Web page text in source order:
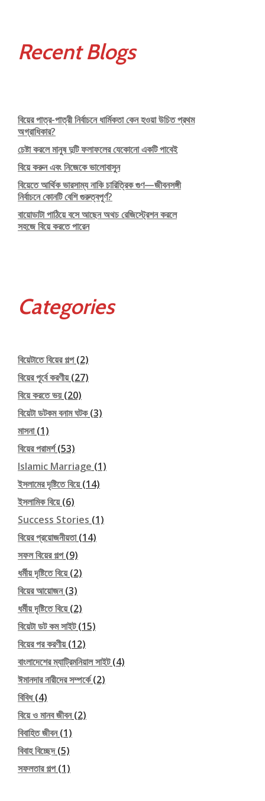
Recent Blogs
বিয়ের পাত্র-পাত্রী নির্বাচনে ধার্মিকতা কেন হওয়া উচিত প্রথম
অগ্রাধিকার?
চেষ্টা করলে মানুষ দুটি ফলাফলের যেকোনো একটি পাবেই
বিয়ে করুন এবং নিজেকে ভালোবাসুন
বিয়েতে আর্থিক ভারসাম্য নাকি চারিত্রিক গুণ—জীবনসঙ্গী
নির্বাচনে কোনটি বেশি গুরুত্বপূর্ণ?
বায়োডাটা পাঠিয়ে বসে আছেন অথচ রেজিস্ট্রেশন করলে
সহজে বিয়ে করতে পারেন
Categories
বিয়েটাতে বিয়ের গল্প(2)
বিয়ের পূর্বে করণীয়(27)
বিয়ে করতে ভয়(20)
বিয়েটা ডটকম বনাম ঘটক(3)
মাসনা(1)
বিয়ের পরামর্শ(53)
Islamic Marriage (1)
ইসলামের দৃষ্টিতে বিয়ে(14)
ইসলামিক বিয়ে(6)
Success Stories (1)
বিয়ের প্রয়োজনীয়তা(14)
সফল বিয়ের গল্প(9)
ধর্মীয় দৃষ্টিতে বিয়ে(2)
বিয়ের আয়োজন(3)
ধর্মীয় দৃষ্টিতে বিয়ে(2)
বিয়েটা ডট কম সাইট(15)
বিয়ের পর করণীয়(12)
বাংলাদেশের ম্যাট্রিমনিয়াল সাইট(4)
ঈমানদার নারীদের সম্পর্কে(2)
বিবিধ(4)
বিয়ে ও মানব জীবন(2)
বিবাহিত জীবন(1)
বিবাহ বিচ্ছেদ(5)
সফলতার গল্প(1)